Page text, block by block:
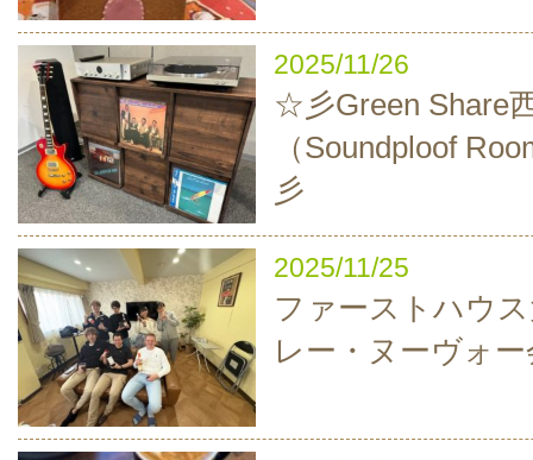
2025/11/26
☆彡Green Share
（Soundploof
彡
2025/11/25
ファーストハウ
レー・ヌーヴォー